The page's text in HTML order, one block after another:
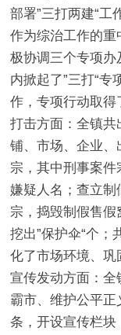
部署”三打两建“工
作为综治工作的
极协调三个专项办
内掀起了”三打“专
作，专项行动取
打击方面：全镇
铺、市场、企业
宗，其中刑事案
嫌疑人名；查立
宗，捣毁制假售
挖出”保护伞“个
化了市场环境、
宣传发动方面：全
霸市、维护公平正
条，开设宣传栏